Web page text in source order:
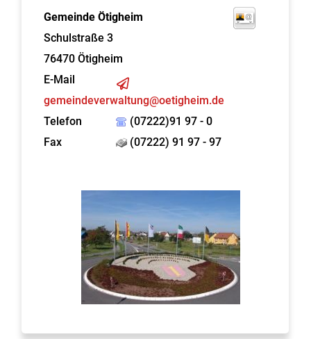
Gemeinde Ötigheim
Schulstraße 3
76470 Ötigheim
E-Mail
gemeindeverwaltung@oetigheim.de
Telefon
(07222)91 97 - 0
Fax
(07222) 91 97 - 97